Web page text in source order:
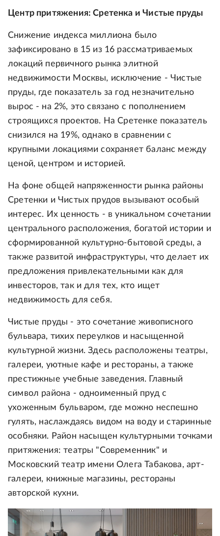
Центр притяжения: Сретенка и Чистые пруды
Снижение индекса миллиона было
зафиксировано в 15 из 16 рассматриваемых
локаций первичного рынка элитной
недвижимости Москвы, исключение - Чистые
пруды, где показатель за год незначительно
вырос - на 2%, это связано с пополнением
строящихся проектов. На Сретенке показатель
снизился на 19%, однако в сравнении с
крупными локациями сохраняет баланс между
ценой, центром и историей.
На фоне общей напряженности рынка районы
Сретенки и Чистых прудов вызывают особый
интерес. Их ценность - в уникальном сочетании
центрального расположения, богатой истории и
сформированной культурно-бытовой среды, а
также развитой инфраструктуры, что делает их
предложения привлекательными как для
инвесторов, так и для тех, кто ищет
недвижимость для себя.
Чистые пруды - это сочетание живописного
бульвара, тихих переулков и насыщенной
культурной жизни. Здесь расположены театры,
галереи, уютные кафе и рестораны, а также
престижные учебные заведения. Главный
символ района - одноименный пруд с
ухоженным бульваром, где можно неспешно
гулять, наслаждаясь видом на воду и старинные
особняки. Район насыщен культурными точками
притяжения: театры "Современник" и
Московский театр имени Олега Табакова, арт-
галереи, книжные магазины, рестораны
авторской кухни.